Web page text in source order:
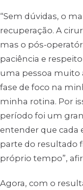
“Sem dúvidas, o
recuperação. A
mas o pós-
paciência e
uma pessoa muito
fase de foco na
minha rotina. Por
período foi um
entender que cada
parte do resultado
próprio tempo”,
Agora, com o